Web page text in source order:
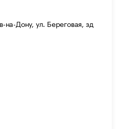
на-Дону, ул. Береговая, зд